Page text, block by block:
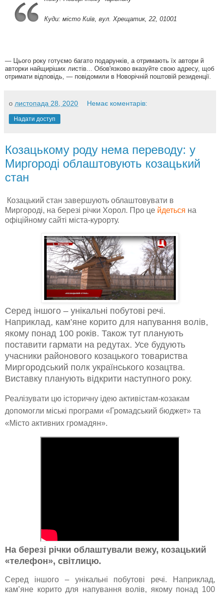
Куди: місто Київ, вул. Хрещатик, 22, 01001
— Цього року готуємо багато подарунків, а отримають їх автори й
авторки найщиріших листів... Обов'язково вказуйте свою адресу, щоб
отримати відповідь, — повідомили в Новорічній поштовій резиденції.
о листопада 28, 2020 Немає коментарів:
Надати доступ
Козацькому роду нема переводу: у
Миргороді облаштовують козацький
стан
Козацький стан завершують облаштовувати в
Миргороді, на березі річки Хорол. Про це йдеться на
офіційному сайті міста-курорту.
Серед іншого – унікальні побутові речі.
Наприклад, кам’яне корито для напування волів,
якому понад 100 років. Також тут планують
поставити гармати на редутах. Усе будують
учасники районового козацького товариства
Миргородський полк українського козацтва.
Виставку планують відкрити наступного року.
Реалізувати цю історичну ідею активістам-козакам
допомогли міські програми «Громадський бюджет» та
«Місто активних громадян».
На березі річки облаштували вежу, козацький
«телефон», світлицю.
Серед іншого – унікальні побутові речі. Наприклад,
кам’яне корито для напування волів, якому понад 100